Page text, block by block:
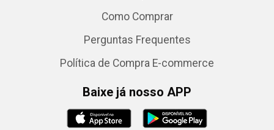
Como Comprar
Perguntas Frequentes
Política de Compra E-commerce
Baixe já nosso APP